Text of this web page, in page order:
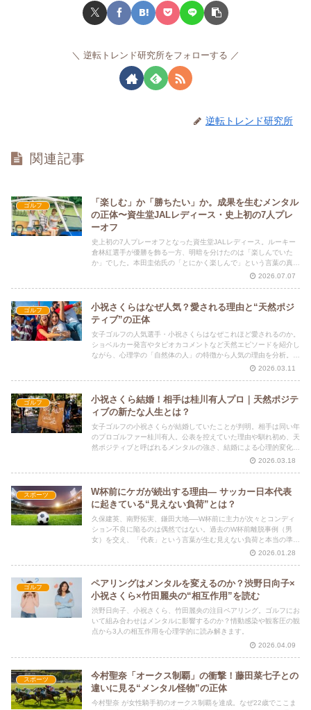
逆転トレンド研究所をフォローする
逆転トレンド研究所
関連記事
ゴルフ
「楽しむ」か「勝ちたい」か。成果を生むメンタル
の正体〜資生堂JALレディース・史上初の7人プレ
ーオフ
史上初の7人プレーオフとなった資生堂JALレディース。ルーキー
倉林紅選手が優勝を飾る一方、明暗を分けたのは「楽しんでいた
か」でした。本田圭佑氏の「とにかく楽しんで」という言葉の真意
とは？ゴルフの激闘から、成果を生むメンタルの正体を考察しま
2026.07.07
ゴルフ
小祝さくらはなぜ人気？愛される理由と“天然ポジ
ティブ”の正体
女子ゴルフの人気選手・小祝さくらはなぜこれほど愛されるのか。
ショベルカー発言やタピオカコメントなど天然エピソードを紹介し
ながら、心理学の「自然体の人」の特徴から人気の理由を分析。心
理的資本開発指導士ホリシンが“天然ポジティブ”のメンタルを解説
2026.03.11
ゴルフ
小祝さくら結婚！相手は桂川有人プロ｜天然ポジテ
ィブの新たな人生とは？
女子ゴルフの小祝さくらが結婚していたことが判明。相手は同い年
のプロゴルファー桂川有人。公表を控えていた理由や馴れ初め、天
然ポジティブと呼ばれるメンタルの強さ、結婚による心理的変化を
2026.03.18
スポーツ
W杯前にケガが続出する理由― サッカー日本代表
に起きている“見えない負荷”とは？
久保建英、南野拓実、鎌田大地──W杯前に主力が次々とコンディ
ション不良に陥るのは偶然ではない。過去のW杯前離脱事例（男
女）を交え、「代表」という言葉が生む見えない負荷と本当の準備
2026.01.28
ゴルフ
ペアリングはメンタルを変えるのか？渋野日向子×
小祝さくら×竹田麗央の“相互作用”を読む
渋野日向子、小祝さくら、竹田麗央の注目ペアリング。ゴルフにお
いて組み合わせはメンタルに影響するのか？情動感染や観客圧の観
点から3人の相互作用を心理学的に読み解きます。
2026.04.09
スポーツ
今村聖奈「オークス制覇」の衝撃！藤田菜七子との
違いに見る“メンタル怪物”の正体
今村聖奈 が女性騎手初のオークス制覇を達成。なぜ22歳でここま